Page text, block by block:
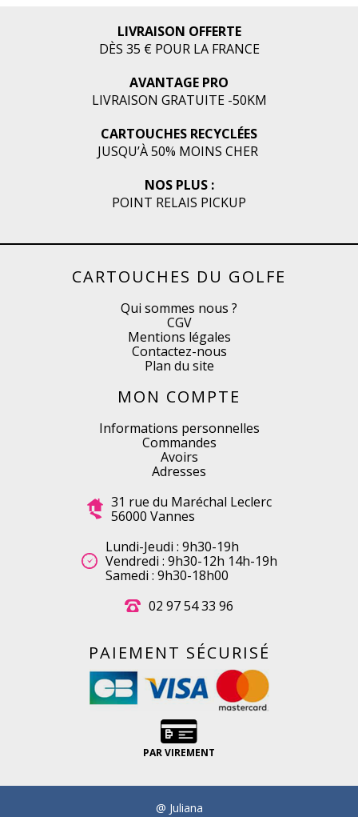
LIVRAISON OFFERTE
DÈS 35 € POUR LA FRANCE
AVANTAGE PRO
LIVRAISON GRATUITE -50KM
CARTOUCHES RECYCLÉES
JUSQU’À 50% MOINS CHER
NOS PLUS :
POINT RELAIS PICKUP
CARTOUCHES DU GOLFE
Qui sommes nous ?
CGV
Mentions légales
Contactez-nous
Plan du site
MON COMPTE
Informations personnelles
Commandes
Avoirs
Adresses
31 rue du Maréchal Leclerc
56000 Vannes
Lundi-Jeudi : 9h30-19h
Vendredi : 9h30-12h 14h-19h
Samedi : 9h30-18h00
02 97 54 33 96
PAIEMENT SÉCURISÉ
PAR VIREMENT
@ Juliana